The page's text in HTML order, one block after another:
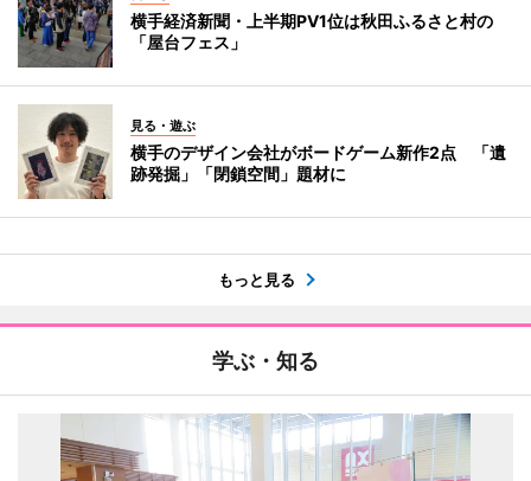
横手経済新聞・上半期PV1位は秋田ふるさと村の
「屋台フェス」
見る・遊ぶ
横手のデザイン会社がボードゲーム新作2点 「遺
跡発掘」「閉鎖空間」題材に
もっと見る
学ぶ・知る